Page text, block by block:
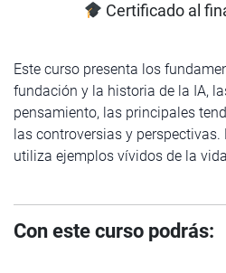
Certificado al
Este curso presenta los
fundación y la historia de la IA,
pensamiento, las principales
las controversias y
utiliza ejemplos vívidos de la
Con este curso podrás: